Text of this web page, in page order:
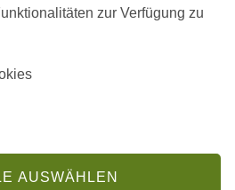
Friedenshort GmbH
zur Verfügung zu
AUSWÄHLEN